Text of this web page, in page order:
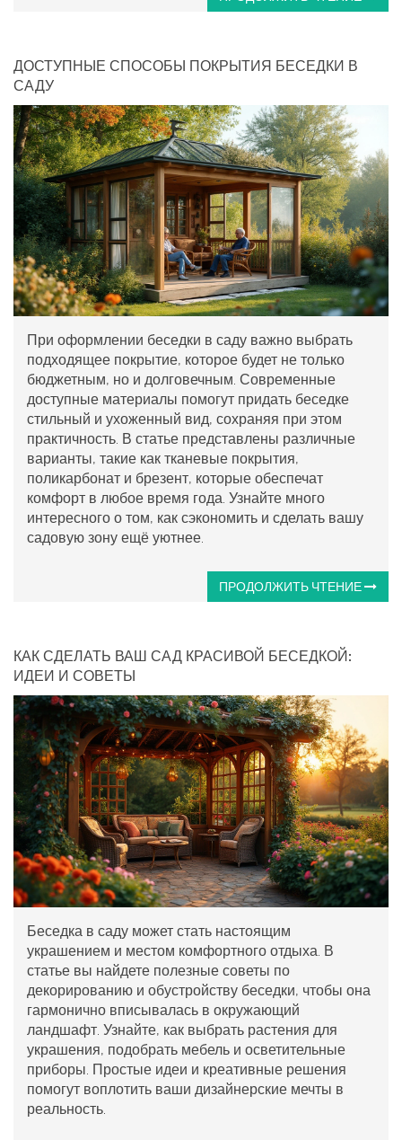
ДОСТУПНЫЕ СПОСОБЫ ПОКРЫТИЯ БЕСЕДКИ В
САДУ
При оформлении беседки в саду важно выбрать
подходящее покрытие, которое будет не только
бюджетным, но и долговечным. Современные
доступные материалы помогут придать беседке
стильный и ухоженный вид, сохраняя при этом
практичность. В статье представлены различные
варианты, такие как тканевые покрытия,
поликарбонат и брезент, которые обеспечат
комфорт в любое время года. Узнайте много
интересного о том, как сэкономить и сделать вашу
садовую зону ещё уютнее.
ПРОДОЛЖИТЬ ЧТЕНИЕ
КАК СДЕЛАТЬ ВАШ САД КРАСИВОЙ БЕСЕДКОЙ:
ИДЕИ И СОВЕТЫ
Беседка в саду может стать настоящим
украшением и местом комфортного отдыха. В
статье вы найдете полезные советы по
декорированию и обустройству беседки, чтобы она
гармонично вписывалась в окружающий
ландшафт. Узнайте, как выбрать растения для
украшения, подобрать мебель и осветительные
приборы. Простые идеи и креативные решения
помогут воплотить ваши дизайнерские мечты в
реальность.